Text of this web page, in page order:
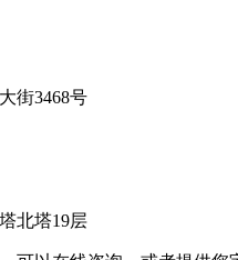
街3468号
北塔19层